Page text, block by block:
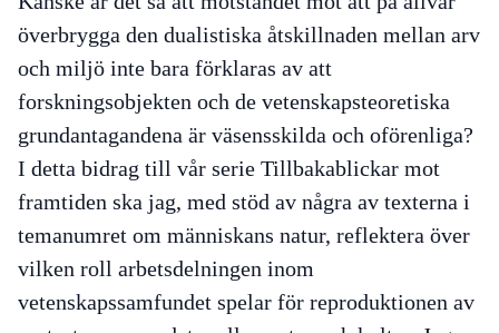
överbrygga den dualistiska åtskillnaden mellan arv
och miljö inte bara förklaras av att
forskningsobjekten och de vetenskapsteoretiska
grundantagandena är väsensskilda och oförenliga?
I detta bidrag till vår serie Tillbakablickar mot
framtiden ska jag, med stöd av några av texterna i
temanumret om människans natur, reflektera över
vilken roll arbetsdelningen inom
vetenskapssamfundet spelar för reproduktionen av